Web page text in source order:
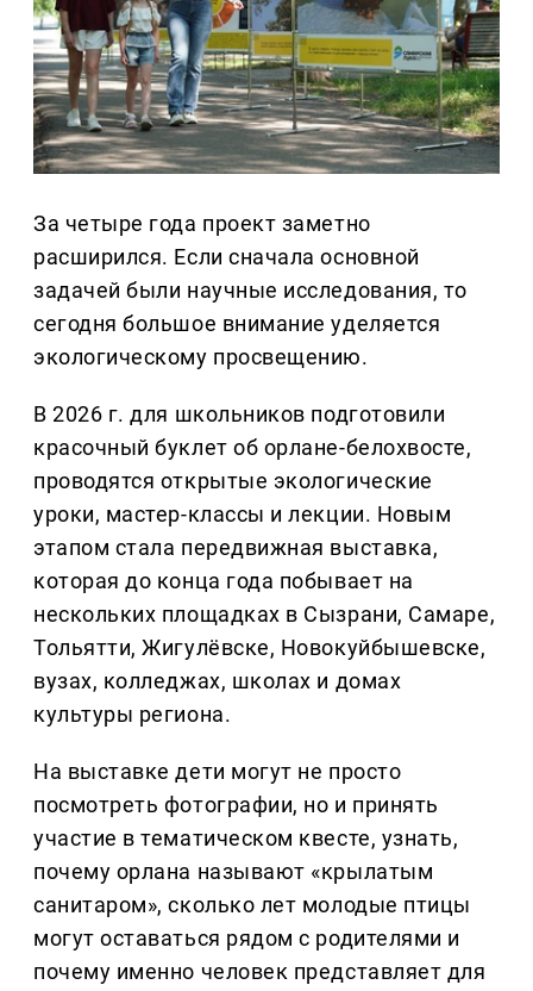
За четыре года проект заметно
расширился. Если сначала основной
задачей были научные исследования, то
сегодня большое внимание уделяется
экологическому просвещению.
В 2026 г. для школьников подготовили
красочный буклет об орлане-белохвосте,
проводятся открытые экологические
уроки, мастер-классы и лекции. Новым
этапом стала передвижная выставка,
которая до конца года побывает на
нескольких площадках в Сызрани, Самаре,
Тольятти, Жигулёвске, Новокуйбышевске,
вузах, колледжах, школах и домах
культуры региона.
На выставке дети могут не просто
посмотреть фотографии, но и принять
участие в тематическом квесте, узнать,
почему орлана называют «крылатым
санитаром», сколько лет молодые птицы
могут оставаться рядом с родителями и
почему именно человек представляет для